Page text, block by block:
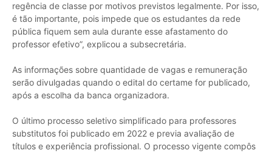
regência de classe por motivos previstos legalmente. Por isso,
é tão importante, pois impede que os estudantes da rede
pública fiquem sem aula durante esse afastamento do
professor efetivo”, explicou a subsecretária.
As informações sobre quantidade de vagas e remuneração
serão divulgadas quando o edital do certame for publicado,
após a escolha da banca organizadora.
O último processo seletivo simplificado para professores
substitutos foi publicado em 2022 e previa avaliação de
títulos e experiência profissional. O processo vigente compôs